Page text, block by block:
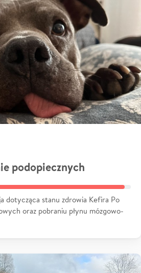
podopiecznych
dotycząca stanu zdrowia Kefira Po
oraz pobraniu płynu mózgowo-